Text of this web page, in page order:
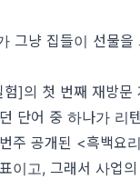
그냥 집들이 선물을
]의 첫 번째 재방
단어 중 하나가 리
주 공개된 <흑백요
이고, 그래서 사업